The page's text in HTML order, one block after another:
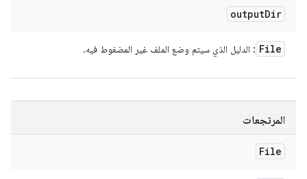
outputDir
File : الدليل الذي سيتم وضع الملف غير المضغوط فيه.
المرتجعات
File